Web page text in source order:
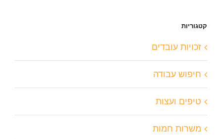
קטגוריות
זכויות עובדים
חיפוש עבודה
טיפים ועצות
משרות חמות